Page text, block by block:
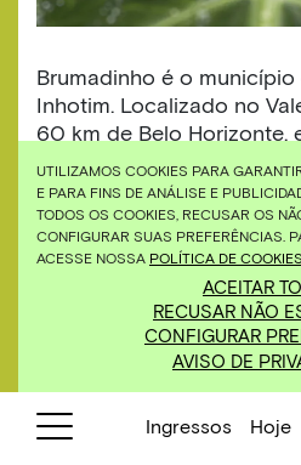
UTILIZAMOS COOKIES PARA
E PARA FINS DE ANÁLISE E
TODOS OS COOKIES, RECUSAR OS
CONFIGURAR SUAS PREFERÊNCIAS.
ACESSE NOSSA POLÍTICA DE COOKIES
ACEITAR
RECUSAR NÃO
CONFIGURAR
AVISO DE
Brumadinho é o
Inhotim. Localizado no
60 km de Belo Horizonte,
cobrem as montanhas –
cidade – estão belezas
intimamente ligada à
inauguração, em 2006, o
Brumadinho, e a cidade
que vê no turismo uma
geração de renda e de
cultivando diversas
Para conhecer projetos
Ingressos Hoje